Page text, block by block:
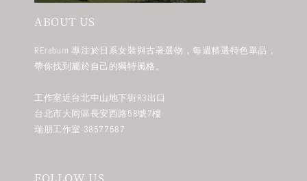
ABOUT US
REreburn 專注於日系女裝與古著選物，每週精選特色單品，
帶你找到屬於自己的獨特風格。
工作室近台北中山地下街R3出口
台北市大同區長安西路58號7樓
瑞朋工作室 38577587
FOLLOW US